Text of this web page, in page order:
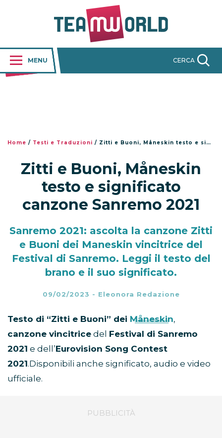
MENU CERCA
Home / Testi e Traduzioni / Zitti e Buoni, Måneskin testo e significato canzone Sanremo 2021
Zitti e Buoni, Måneskin
testo e significato
canzone Sanremo 2021
Sanremo 2021: ascolta la canzone Zitti
e Buoni dei Maneskin vincitrice del
Festival di Sanremo. Leggi il testo del
brano e il suo significato.
09/02/2023 - Eleonora Redazione
Testo di “Zitti e Buoni” dei Måneskin,
canzone vincitrice del Festival di Sanremo
2021 e dell’Eurovision Song Contest
2021.Disponibili anche significato, audio e video
ufficiale.